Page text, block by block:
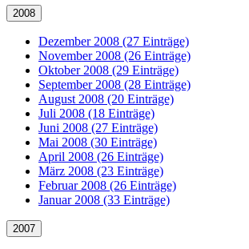
2008
Dezember 2008 (27 Einträge)
November 2008 (26 Einträge)
Oktober 2008 (29 Einträge)
September 2008 (28 Einträge)
August 2008 (20 Einträge)
Juli 2008 (18 Einträge)
Juni 2008 (27 Einträge)
Mai 2008 (30 Einträge)
April 2008 (26 Einträge)
März 2008 (23 Einträge)
Februar 2008 (26 Einträge)
Januar 2008 (33 Einträge)
2007